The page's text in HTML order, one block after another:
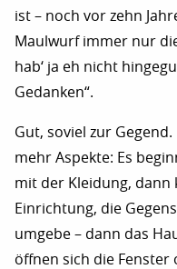
ist – noch vor zehn
Maulwurf immer nur
hab‘ ja eh nicht
Gedanken“.
Gut, soviel zur
mehr Aspekte: Es
mit der Kleidung,
Einrichtung, die
umgebe – dann das
öffnen sich die Fenster